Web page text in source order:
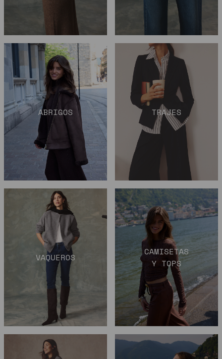
ABRIGOS TRAJES
VAQUEROS
CAMISETAS
Y TOPS